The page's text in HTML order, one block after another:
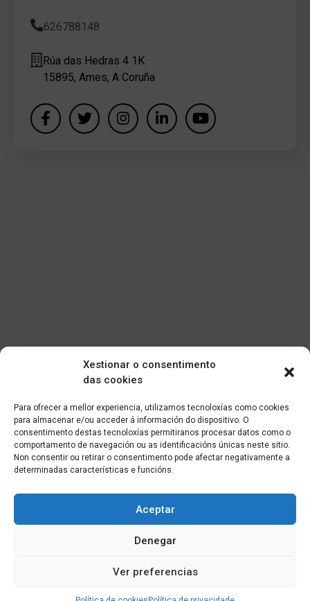
Xestionar o consentimento
das cookies
Para ofrecer a mellor experiencia, utilizamos tecnoloxías como cookies
para almacenar e/ou acceder á información do dispositivo. O
consentimento destas tecnoloxías permitiranos procesar datos como o
comportamento de navegación ou as identificacións únicas neste sitio.
Non consentir ou retirar o consentimento pode afectar negativamente a
determinadas características e funcións.
Aceptar
Denegar
Ver preferencias
626788148
Rúa das Hedras 4 1K
15895, Ames, A Coruña